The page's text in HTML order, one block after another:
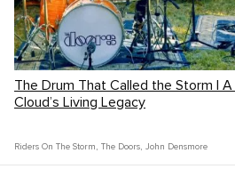
The Drum That Called the Storm | A
Cloud’s Living Legacy
Riders On The Storm , The Doors, John Densmore